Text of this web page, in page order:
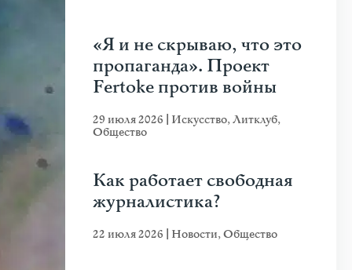
«Я и не скрываю, что это
пропаганда». Проект
Fertoke против войны
29 июля 2026 Искусство,Литклуб,
Общество
Как работает свободная
журналистика?
22 июля 2026 Новости,Общество